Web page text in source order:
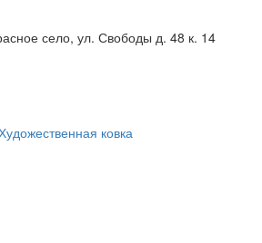
село, ул. Свободы д. 48 к. 14